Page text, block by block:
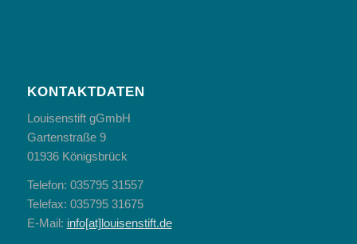
KONTAKTDATEN
Louisenstift gGmbH
Gartenstraße 9
01936 Königsbrück
Telefon: 035795 31557
Telefax: 035795 31675
E-Mail: info[at]louisenstift.de